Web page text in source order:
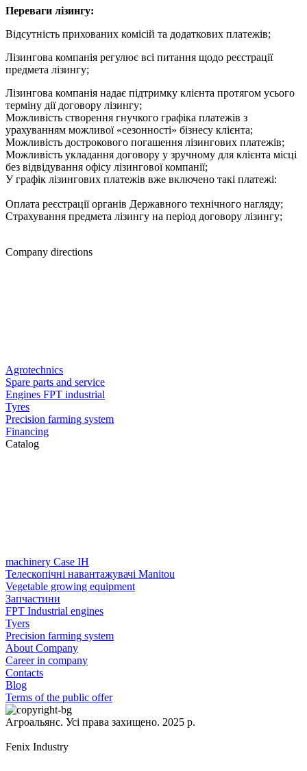
Переваги лізингу:
Відсутність прихованих комісій та додаткових платежів;
Лізингова компанія регулює всі питання щодо реєстрації
предмета лізингу;
Лізингова компанія надає підтримку клієнта протягом усього
терміну дії договору лізингу;
Можливість створення гнучкого графіка платежів з
урахуванням можливої ​​«сезонності» бізнесу клієнта;
Можливість дострокового погашення лізингових платежів;
Можливість укладання договору у зручному для клієнта місці
без відвідування офісу лізингової компанії;
У графік лізингових платежів вже включено такі платежі:
Оплата реєстрації органів Державного технічного нагляду;
Страхування предмета лізингу на період договору лізингу;
Company directions
Agrotechnics
Spare parts and service
Engines FPT industrial
Tyres
Precision farming system
Financing
Catalog
machinery Case IH
Телескопічні навантажувачі Manitou
Vegetable growing equipment
Запчастини
FPT Industrial engines
Tyers
Precision farming system
About Company
Career in company
Contacts
Blog
Terms of the public offer
Агроальянс. Усі права захищено. 2025 р.
Fenix Industry